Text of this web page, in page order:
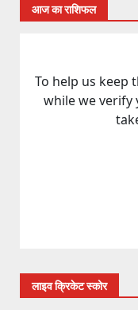
आज का राशिफल
लाइव क्रिकेट स्कोर